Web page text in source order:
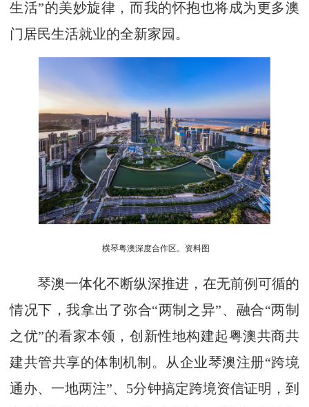
生活”的美妙旋律，而我的怀抱也将成为更多澳
门居民生活就业的全新家园。
横琴粤澳深度合作区。资料图
琴澳一体化不断纵深推进，在无前例可循的
情况下，我拿出了弥合“两制之异”、融合“两制
之优”的看家本领，创新性地构建起粤澳共商共
建共管共享的体制机制。从企业琴澳注册“跨境
通办、一地两注”、5分钟搞定跨境资信证明，到